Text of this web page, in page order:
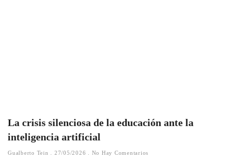
La crisis silenciosa de la educación ante la
inteligencia artificial
Gualberto Tein 27/05/2026 No Hay Comentarios